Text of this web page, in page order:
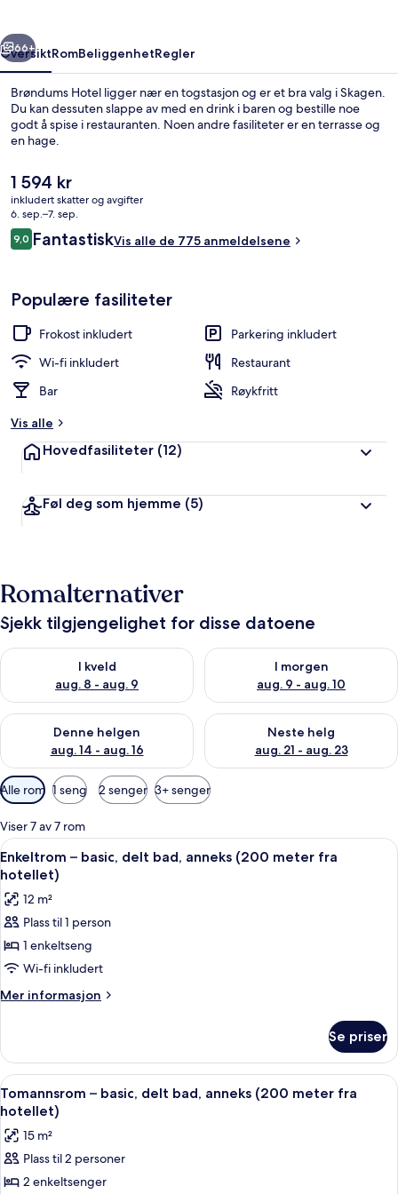
Inngang
Neste
66+
OversiktRomBeliggenhetRegler
Brøndums Hotel ligger nær en togstasjon og er et bra valg i Skagen.
Du kan dessuten slappe av med en drink i baren og bestille noe
godt å spise i restauranten. Noen andre fasiliteter er en terrasse og
en hage.
Den
nåværende
prisen
er
1 594 kr
1 594 kr
inkludert skatter og avgifter
6. sep.–7. sep.
Anmeldelser
9,09,0 av 10 –
FantastiskVis alle de 775 anmeldelsene
Populære fasiliteter
Frokost inkludert
Parkering inkludert
Wi-fi inkludert
Restaurant
Bar
Røykfritt
Vis alle
Hovedfasiliteter (12)
Føl deg som hjemme (5)
Romalternativer
Sjekk tilgjengelighet for disse datoene
I kveld
aug. 8 - aug. 9
Sjekk tilgjengelighet for i kveld, aug. 8 - aug. 9
I morgen
aug. 9 - aug. 10
Sjekk tilgjengelighet for i
Denne helgen
aug. 14 - aug. 16
Sjekk tilgjengelighet for denne helgen, aug. 14 - aug. 16
Neste helg
aug. 21 - aug. 23
Sjekk tilgjengelighet for
Tilgjengelige
filtre
for
rom
Alle rom 1 seng 2 senger 3+ senger
Viser 7 av 7 rom
Åpne
alle
bildene
av
Enkeltrom
–
basic,
delt
(200
meter
fra
hotellet)
Enkeltrom – basic, delt bad,
5
Enkeltrom – basic, delt bad, anneks (200 meter fra
hotellet)
12 m²
Plass til 1 person
1 enkeltseng
Wi-fi inkludert
Mer informasjon
Mer
–
basic,
delt
bad,
(200
meter
hotellet)
Se priser
Åpne
alle
bildene
av
Tomannsrom
–
Tomannsrom – basic, delt bad,
5
Tomannsrom – basic, delt bad, anneks (200 meter fra
hotellet)
15 m²
Plass til 2 personer
2 enkeltsenger